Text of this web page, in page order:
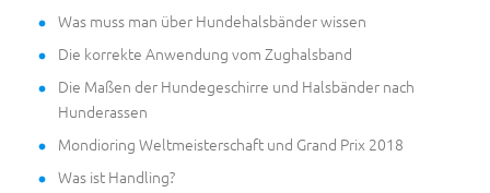
Was muss man über Hundehalsbänder wissen
Die korrekte Anwendung vom Zughalsband
Die Maßen der Hundegeschirre und Halsbänder nach
Hunderassen
Mondioring Weltmeisterschaft und Grand Prix 2018
Was ist Handling?